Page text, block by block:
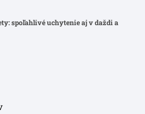
spoľahlivé uchytenie aj v daždi a